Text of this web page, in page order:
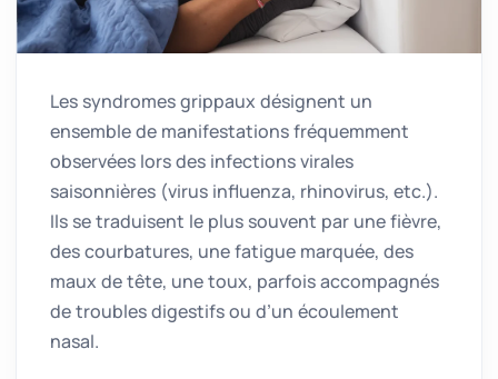
Les syndromes grippaux désignent un
ensemble de manifestations fréquemment
observées lors des infections virales
saisonnières (virus influenza, rhinovirus, etc.).
Ils se traduisent le plus souvent par une fièvre,
des courbatures, une fatigue marquée, des
maux de tête, une toux, parfois accompagnés
de troubles digestifs ou d’un écoulement
nasal.